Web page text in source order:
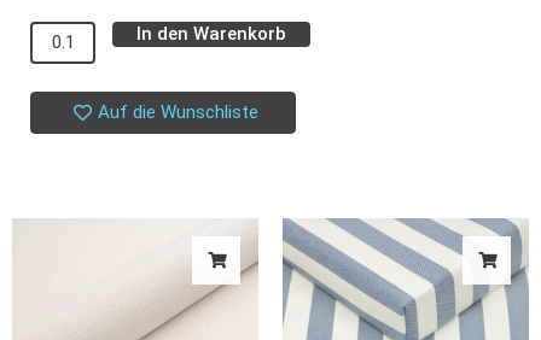
Atelier
Brunette
//
In den Warenkorb
Auf die Wunschliste